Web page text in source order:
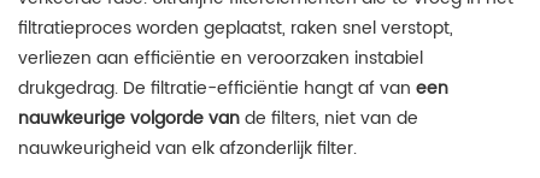
filtratieproces worden geplaatst, raken snel verstopt,
verliezen aan efficiëntie en veroorzaken instabiel
drukgedrag. De filtratie-efficiëntie hangt af van een
nauwkeurige volgorde vande filters, niet van de
nauwkeurigheid van elk afzonderlijk filter.